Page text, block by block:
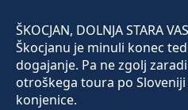
ŠKOCJAN, DOLNJA STARA
Škocjanu je minuli konec
dogajanje. Pa ne zgolj
otroškega toura po
konjenice.